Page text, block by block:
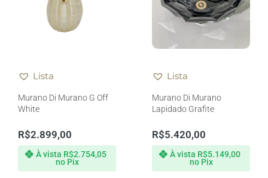
Lista
Murano Di Murano G Off
White
R$2.899,00
À vista R$2.754,05
no Pix
Lista
Murano Di Murano
Lapidado Grafite
R$5.420,00
À vista R$5.149,00
no Pix